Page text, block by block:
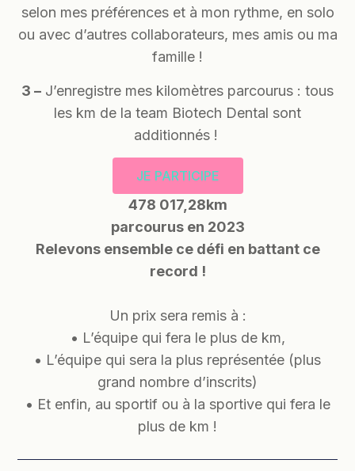
selon mes préférences et à mon rythme, en solo
ou avec d’autres collaborateurs, mes amis ou ma
famille !
3 – J’enregistre mes kilomètres parcourus : tous
les km de la team Biotech Dental sont
additionnés !
JE PARTICIPE
478 017,28km
parcourus en 2023
Relevons ensemble ce défi en battant ce
record !
Un prix sera remis à :
• L’équipe qui fera le plus de km,
• L’équipe qui sera la plus représentée (plus
grand nombre d’inscrits)
• Et enfin, au sportif ou à la sportive qui fera le
plus de km !